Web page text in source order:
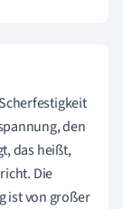
den
das heißt,
Die
ist von großer